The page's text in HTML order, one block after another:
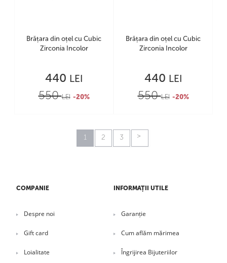
Brățara din oțel cu Cubic
Zirconia Incolor
440 LEI
550LEI -20%
Brățara din oțel cu Cubic
Zirconia Incolor
440 LEI
550LEI -20%
1 2 3
COMPANIE
Despre noi
Gift card
Loialitate
INFORMAȚII UTILE
Garanție
Cum aflăm mărimea
Îngrijirea Bijuteriilor